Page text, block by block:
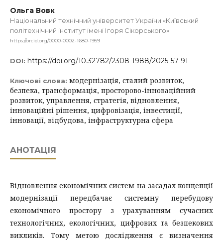
Ольга Вовк
Національний технічний університет України «Київський
політехнічний інститут імені Ігоря Сікорського»
https://orcid.org/0000-0002-1680-1959
DOI: https://doi.org/10.32782/2308-1988/2025-57-91
Ключові слова: модернізація, сталий розвиток,
безпека, трансформація, просторово-інноваційний
розвиток, управлення, стратегія, відновлення,
інноваційні рішення, цифровізація, інвестиції,
інновації, відбудова, інфраструктурна сфера
АНОТАЦІЯ
Відновлення економічних систем на засадах концепції
модернізації передбачає системну перебудову
економічного простору з урахуванням сучасних
технологічних, екологічних, цифрових та безпекових
викликів. Тому метою дослідження є визначення